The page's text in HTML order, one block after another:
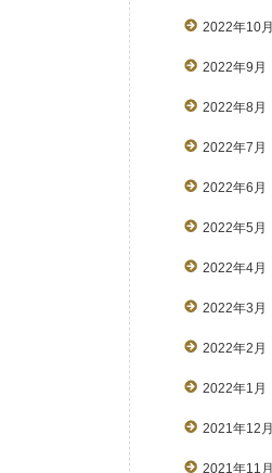
2022年10月
2022年9月
2022年8月
2022年7月
2022年6月
2022年5月
2022年4月
2022年3月
2022年2月
2022年1月
2021年12月
2021年11月